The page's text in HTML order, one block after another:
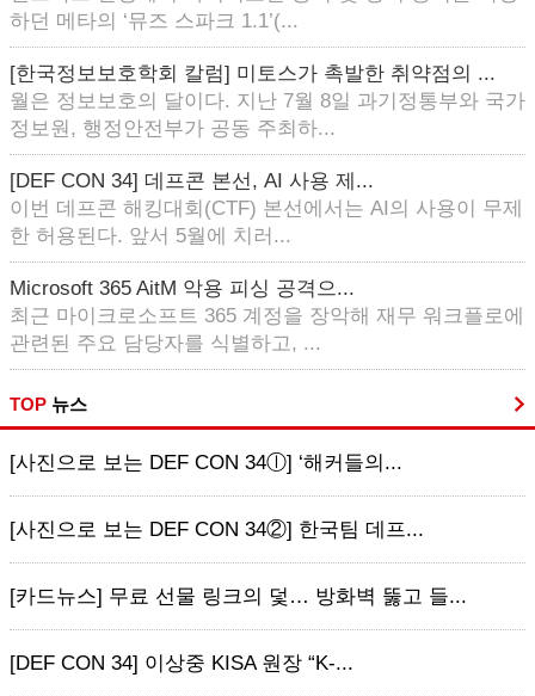
하던 메타의 ‘뮤즈 스파크 1.1’(...
[한국정보보호학회 칼럼] 미토스가 촉발한 취약점의 ...
월은 정보보호의 달이다. 지난 7월 8일 과기정통부와 국가
정보원, 행정안전부가 공동 주최하...
[DEF CON 34] 데프콘 본선, AI 사용 제...
이번 데프콘 해킹대회(CTF) 본선에서는 AI의 사용이 무제
한 허용된다. 앞서 5월에 치러...
Microsoft 365 AitM 악용 피싱 공격으...
최근 마이크로소프트 365 계정을 장악해 재무 워크플로에
관련된 주요 담당자를 식별하고, ...
TOP 뉴스
[사진으로 보는 DEF CON 34ⓛ] ‘해커들의...
[사진으로 보는 DEF CON 34②] 한국팀 데프...
[카드뉴스] 무료 선물 링크의 덫… 방화벽 뚫고 들...
[DEF CON 34] 이상중 KISA 원장 “K-...